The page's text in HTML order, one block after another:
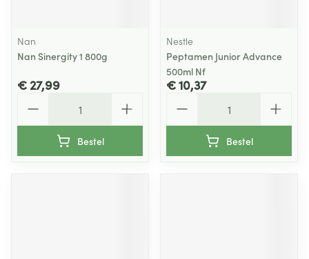
Nan
Nan Sinergity 1 800g
€ 27,99
Bestel
Nestle
Peptamen Junior Advance
500ml Nf
€ 10,37
Bestel